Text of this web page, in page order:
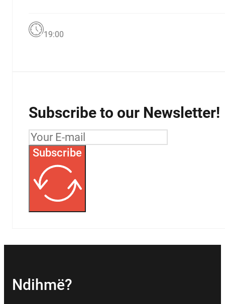
19:00
Subscribe to our Newsletter!
Subscribe
Ndihmë?